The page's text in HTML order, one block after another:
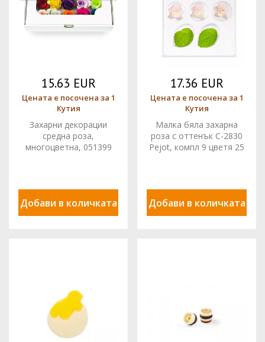
15.63 EUR
Цената е посочена за 1
Кутия
Захарни декорации
средна роза,
многоцветна, 051399
Добави в количката
17.36 EUR
Цената е посочена за 1
Кутия
Малка бяла захарна
роза с оттенък C-2830
Pejot, компл 9 цветя 25
Добави в количката